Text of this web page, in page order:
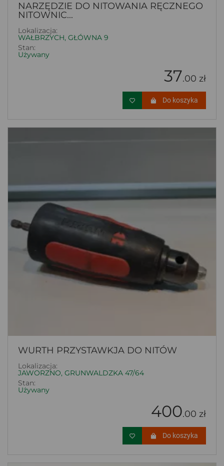
NARZĘDZIE DO NITOWANIA RĘCZNEGO
NITOWNIC...
Lokalizacja:
WAŁBRZYCH, GŁÓWNA 9
Stan:
Używany
37.00 zł
Do koszyka
WURTH PRZYSTAWKJA DO NITÓW
Lokalizacja:
JAWORZNO, GRUNWALDZKA 47/64
Stan:
Używany
400.00 zł
Do koszyka